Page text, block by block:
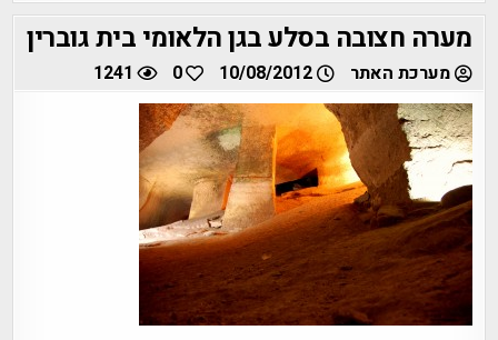
מערה חצובה בסלע בגן הלאומי בית גוברין
מערכת האתר 10/08/2012
0
1241